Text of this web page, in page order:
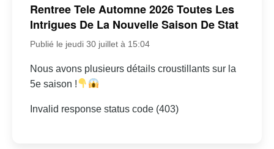
Rentree Tele Automne 2026 Toutes Les
Intrigues De La Nouvelle Saison De Stat
Publié le jeudi 30 juillet à 15:04
Nous avons plusieurs détails croustillants sur la
5e saison !
Invalid response status code (403)